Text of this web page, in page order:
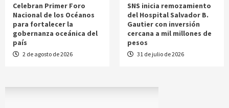
Celebran Primer Foro
Nacional de los Océanos
para fortalecer la
gobernanza oceánica del
país
2 de agosto de 2026
SNS inicia remozamiento
del Hospital Salvador B.
Gautier con inversión
cercana a mil millones de
pesos
31 de julio de 2026